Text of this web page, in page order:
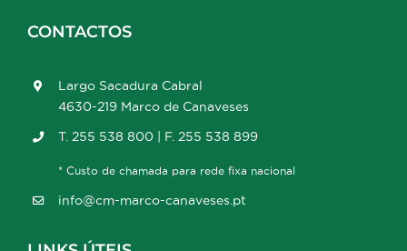
CONTACTOS
Largo Sacadura Cabral
4630-219 Marco de Canaveses
T. 255 538 800 | F. 255 538 899
* Custo de chamada para rede fixa nacional
info@cm-marco-canaveses.pt